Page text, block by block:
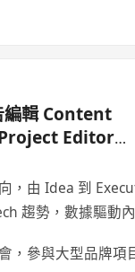
編輯 Content
Editor
假期日常 /
，由 Idea 到
趨勢，數據驅動
，參與大型品牌項